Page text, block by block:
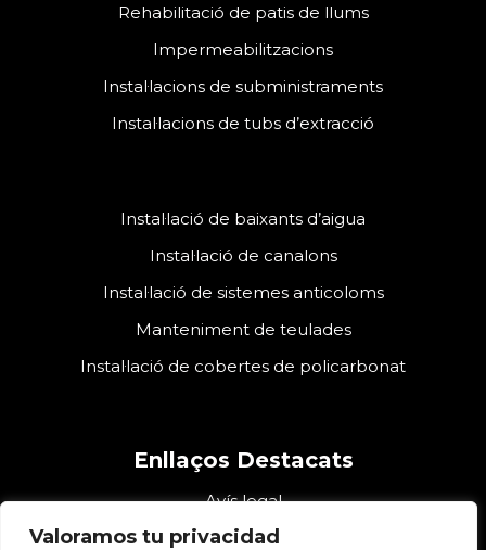
Valoramos tu privacidad
Rehabilitació de patis de llums
Impermeabilitzacions
Instal·lacions de subministraments
Instal·lacions de tubs d’extracció
Instal·lació de baixants d’aigua
Instal·lació de canalons
Instal·lació de sistemes anticoloms
Manteniment de teulades
Instal·lació de cobertes de policarbonat
Enllaços Destacats
Avís legal
Declaració d’accessibilitat